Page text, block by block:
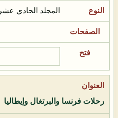
المجلد الحادي عشر
رحلات فرنسا والبرتغال وإيطاليا